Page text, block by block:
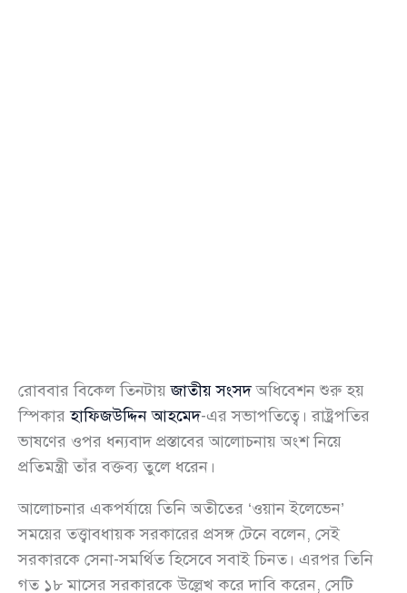
রোববার বিকেল তিনটায়জাতীয় সংসদঅধিবেশন শুরু হয়
স্পিকারহাফিজউদ্দিন আহমেদ-এর সভাপতিত্বে। রাষ্ট্রপতির
ভাষণের ওপর ধন্যবাদ প্রস্তাবের আলোচনায় অংশ নিয়ে
প্রতিমন্ত্রী তাঁর বক্তব্য তুলে ধরেন।
আলোচনার একপর্যায়ে তিনি অতীতের ‘ওয়ান ইলেভেন’
সময়ের তত্ত্বাবধায়ক সরকারের প্রসঙ্গ টেনে বলেন, সেই
সরকারকে সেনা-সমর্থিত হিসেবে সবাই চিনত। এরপর তিনি
গত ১৮ মাসের সরকারকে উল্লেখ করে দাবি করেন, সেটি